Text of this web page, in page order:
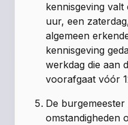
kennisgeving valt
uur, een
algemeen
kennisgeving
werkdag die aan
voorafgaat vóór
De
omstandigheden